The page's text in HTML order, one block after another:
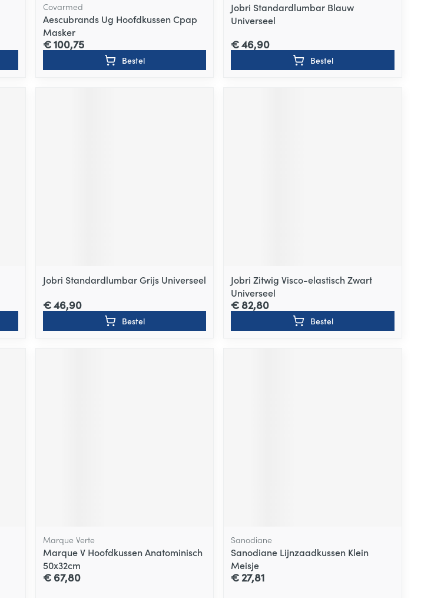
Covarmed
Aescubrands Ug Hoofdkussen Cpap
Masker
€ 100,75
Bestel
Jobri Standardlumbar Blauw
Universeel
€ 46,90
Bestel
Jobri Standardlumbar Grijs Universeel
€ 46,90
Bestel
Jobri Zitwig Visco-elastisch Zwart
Universeel
€ 82,80
Bestel
Marque Verte
Marque V Hoofdkussen Anatominisch
50x32cm
€ 67,80
Sanodiane
Sanodiane Lijnzaadkussen Klein
Meisje
€ 27,81